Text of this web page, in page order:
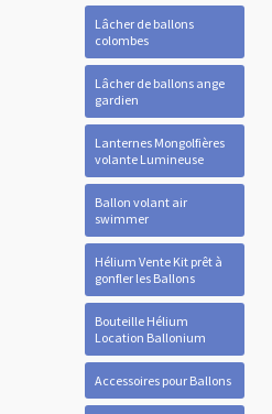
Lâcher de ballons
colombes
Lâcher de ballons ange
gardien
Lanternes Mongolfières
volante Lumineuse
Ballon volant air
swimmer
Hélium Vente Kit prêt à
gonfler les Ballons
Bouteille Hélium
Location Ballonium
Accessoires pour Ballons